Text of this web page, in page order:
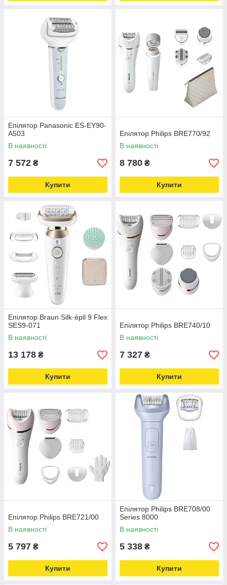
Епілятор Panasonic ES-EY90-
A503
В наявності
7 572 ₴
Купити
Епілятор Philips BRE770/92
В наявності
8 780 ₴
Купити
Епілятор Braun Silk·épil 9 Flex
SES9-071
В наявності
13 178 ₴
Купити
Епілятор Philips BRE740/10
В наявності
7 327 ₴
Купити
Епілятор Philips BRE721/00
В наявності
5 797 ₴
Купити
Епілятор Philips BRE708/00
Series 8000
В наявності
5 338 ₴
Купити